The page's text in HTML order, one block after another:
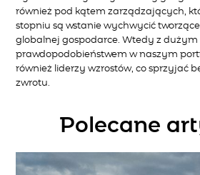
również pod kątem zarządzających,
stopniu są wstanie wychwycić
globalnej gospodarce. Wtedy z dużym
prawdopodobieństwem w naszym
również liderzy wzrostów, co sprzyjać
zwrotu.
Polecane